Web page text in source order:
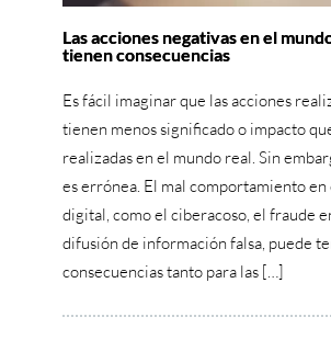
Las acciones negativas en el
tienen consecuencias
Es fácil imaginar que las acciones
tienen menos significado o impacto
realizadas en el mundo real. Sin
es errónea. El mal comportamiento en
digital, como el ciberacoso, el fraude
difusión de información falsa, puede
consecuencias tanto para las […]